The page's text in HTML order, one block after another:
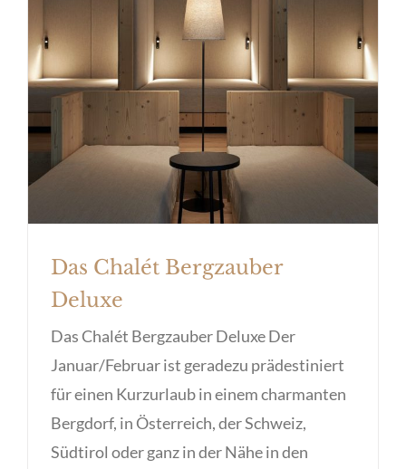
Das Chalét Bergzauber Deluxe
Das Chalét Bergzauber
Deluxe
Das Chalét Bergzauber Deluxe Der
Januar/Februar ist geradezu prädestiniert
für einen Kurzurlaub in einem charmanten
Bergdorf, in Österreich, der Schweiz,
Südtirol oder ganz in der Nähe in den